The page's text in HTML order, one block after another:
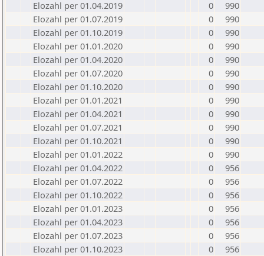
Elozahl per 01.04.2019
0
990
Elozahl per 01.07.2019
0
990
Elozahl per 01.10.2019
0
990
Elozahl per 01.01.2020
0
990
Elozahl per 01.04.2020
0
990
Elozahl per 01.07.2020
0
990
Elozahl per 01.10.2020
0
990
Elozahl per 01.01.2021
0
990
Elozahl per 01.04.2021
0
990
Elozahl per 01.07.2021
0
990
Elozahl per 01.10.2021
0
990
Elozahl per 01.01.2022
0
990
Elozahl per 01.04.2022
0
956
Elozahl per 01.07.2022
0
956
Elozahl per 01.10.2022
0
956
Elozahl per 01.01.2023
0
956
Elozahl per 01.04.2023
0
956
Elozahl per 01.07.2023
0
956
Elozahl per 01.10.2023
0
956